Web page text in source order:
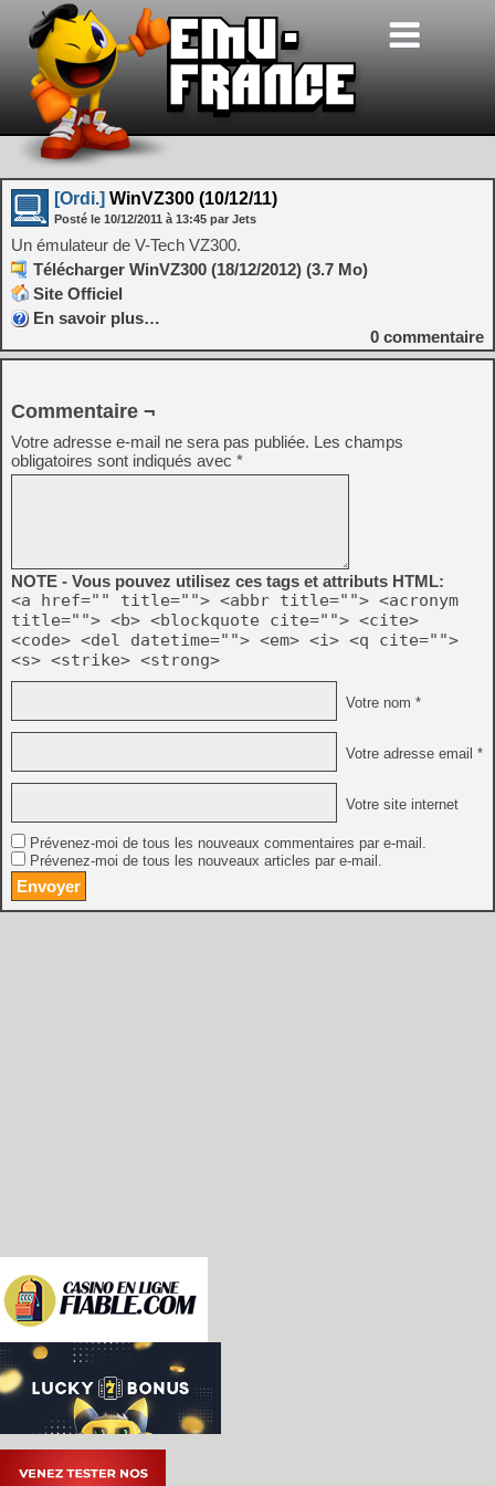
[Ordi.] WinVZ300 (10/12/11)
Posté le 10/12/2011 à 13:45 par Jets
Un émulateur de V-Tech VZ300.
Télécharger WinVZ300 (18/12/2012) (3.7 Mo)
Site Officiel
En savoir plus…
0 commentaire
Commentaire ¬
Votre adresse e-mail ne sera pas publiée. Les champs
obligatoires sont indiqués avec *
NOTE - Vous pouvez utilisez ces tags et attributs HTML:
<a href="" title=""> <abbr title=""> <acronym
title=""> <b> <blockquote cite=""> <cite>
<code> <del datetime=""> <em> <i> <q cite="">
<s> <strike> <strong>
Votre nom *
Votre adresse email *
Votre site internet
Prévenez-moi de tous les nouveaux commentaires par e-mail.
Prévenez-moi de tous les nouveaux articles par e-mail.